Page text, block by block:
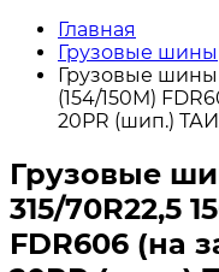
Главная
Грузовые шины
Грузовые шины
(154/150M)
20PR (шип.)
Грузовые
315/70R22,5
FDR606 (на